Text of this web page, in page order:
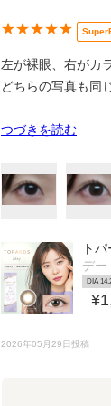
★★★★★
左が裸眼、右がカ
どちらの写真も同
つづきを読む
ト
デー
DIA
2026年05月29日投稿